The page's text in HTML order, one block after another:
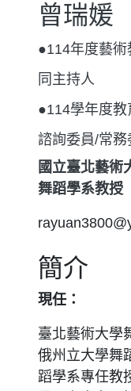
曾瑞媛
●114年度藝
同主持人
●114學年度教
諮詢委員/常務
國立臺北藝術
舞蹈學系教授
簡介
現任：
臺北藝術大學
俄州立大學舞
蹈學系專任教